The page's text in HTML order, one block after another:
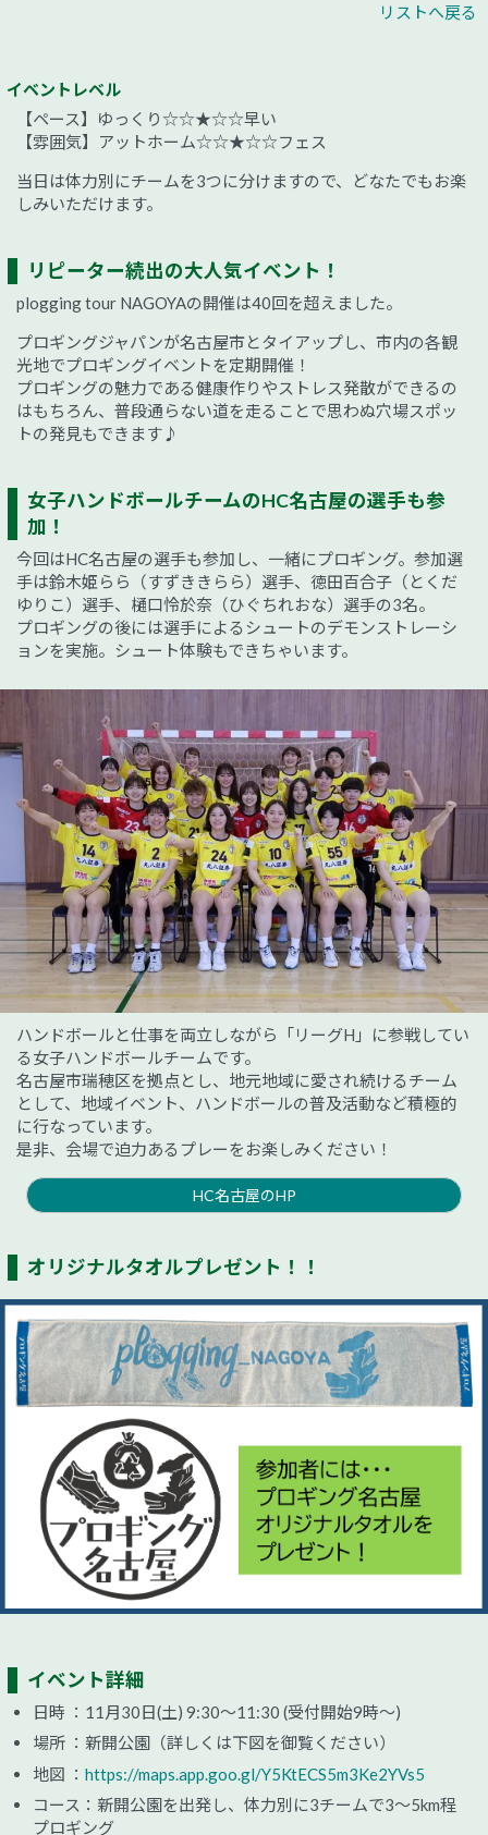
リストへ戻る
イベントレベル
【ペース】ゆっくり☆☆★☆☆早い
【雰囲気】アットホーム☆☆★☆☆フェス
当日は体力別にチームを3つに分けますので、どなたでもお楽
しみいただけます。
リピーター続出の大人気イベント！
plogging tour NAGOYAの開催は40回を超えました。
プロギングジャパンが名古屋市とタイアップし、市内の各観
光地でプロギングイベントを定期開催！
プロギングの魅力である健康作りやストレス発散ができるの
はもちろん、普段通らない道を走ることで思わぬ穴場スポッ
トの発見もできます♪
女子ハンドボールチームのHC名古屋の選手も参
加！
今回はHC名古屋の選手も参加し、一緒にプロギング。参加選
手は鈴木姫らら（すずききらら）選手、徳田百合子（とくだ
ゆりこ）選手、樋口怜於奈（ひぐちれおな）選手の3名。
プロギングの後には選手によるシュートのデモンストレーシ
ョンを実施。シュート体験もできちゃいます。
ハンドボールと仕事を両立しながら「リーグH」に参戦してい
る女子ハンドボールチームです。
名古屋市瑞穂区を拠点とし、地元地域に愛され続けるチーム
として、地域イベント、ハンドボールの普及活動など積極的
に行なっています。
是非、会場で迫力あるプレーをお楽しみください！
HC名古屋のHP
オリジナルタオルプレゼント！！
イベント詳細
日時 ：11月30日(土) 9:30～11:30 (受付開始9時～)
場所 ：新開公園（詳しくは下図を御覧ください）
地図 ： https://maps.app.goo.gl/Y5KtECS5m3Ke2YVs5
コース：新開公園を出発し、体力別に3チームで3～5km程
プロギング